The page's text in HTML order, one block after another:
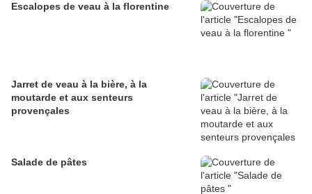
Escalopes de veau à la florentine
Jarret de veau à la bière, à la
moutarde et aux senteurs
provençales
Salade de pâtes